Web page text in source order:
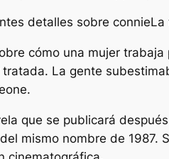
detalles sobre connieLa
cómo una mujer
La gente
que se publicará
mismo nombre de 1987.